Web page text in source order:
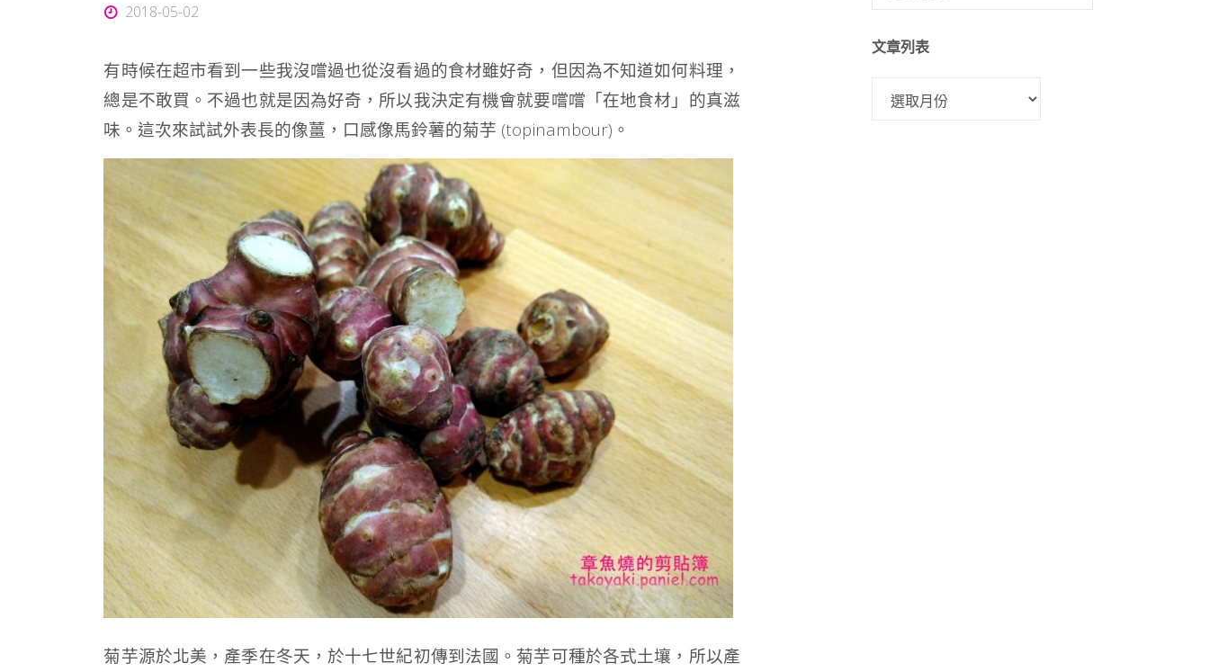
2018-05-02
有時候在超市看到一些我沒嚐過也從沒看過的食材雖好奇，但因為不知道如何料理，
總是不敢買。不過也就是因為好奇，所以我決定有機會就要嚐嚐「在地食材」的真滋
味。這次來試試外表長的像薑，口感像馬鈴薯的菊芋 (topinambour)。
菊芋源於北美，產季在冬天，於十七世紀初傳到法國。菊芋可種於各式土壤，所以產
文章列表